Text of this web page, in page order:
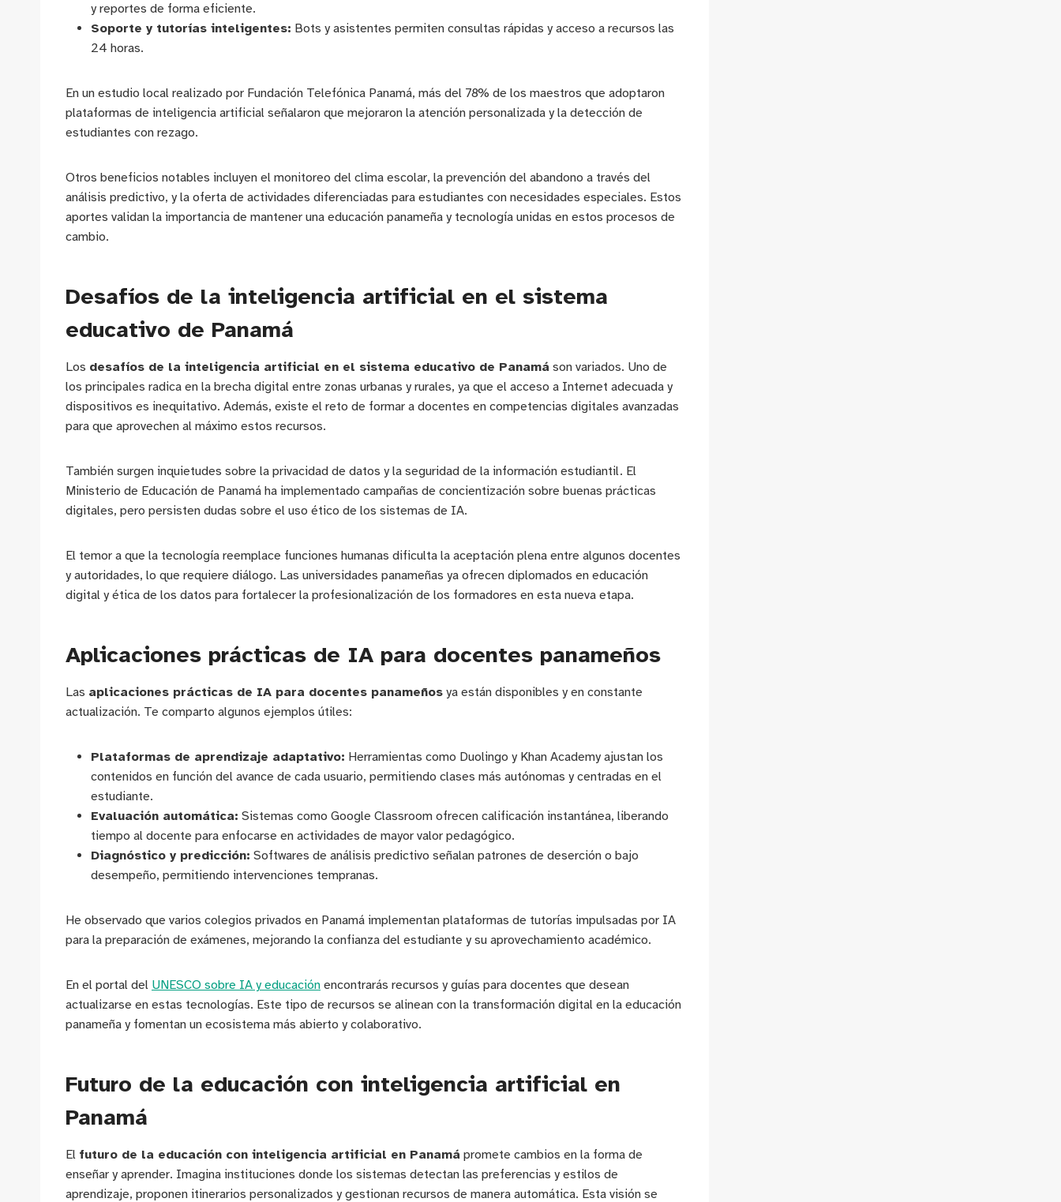
y reportes de forma eficiente.
Soporte y tutorías inteligentes: Bots y asistentes permiten consultas rápidas y acceso a recursos las
24 horas.
En un estudio local realizado por Fundación Telefónica Panamá, más del 78% de los maestros que adoptaron
plataformas de inteligencia artificial señalaron que mejoraron la atención personalizada y la detección de
estudiantes con rezago.
Otros beneficios notables incluyen el monitoreo del clima escolar, la prevención del abandono a través del
análisis predictivo, y la oferta de actividades diferenciadas para estudiantes con necesidades especiales. Estos
aportes validan la importancia de mantener una educación panameña y tecnología unidas en estos procesos de
cambio.
Desafíos de la inteligencia artificial en el sistema
educativo de Panamá
Los desafíos de la inteligencia artificial en el sistema educativo de Panamá son variados. Uno de
los principales radica en la brecha digital entre zonas urbanas y rurales, ya que el acceso a Internet adecuada y
dispositivos es inequitativo. Además, existe el reto de formar a docentes en competencias digitales avanzadas
para que aprovechen al máximo estos recursos.
También surgen inquietudes sobre la privacidad de datos y la seguridad de la información estudiantil. El
Ministerio de Educación de Panamá ha implementado campañas de concientización sobre buenas prácticas
digitales, pero persisten dudas sobre el uso ético de los sistemas de IA.
El temor a que la tecnología reemplace funciones humanas dificulta la aceptación plena entre algunos docentes
y autoridades, lo que requiere diálogo. Las universidades panameñas ya ofrecen diplomados en educación
digital y ética de los datos para fortalecer la profesionalización de los formadores en esta nueva etapa.
Aplicaciones prácticas de IA para docentes panameños
Las aplicaciones prácticas de IA para docentes panameños ya están disponibles y en constante
actualización. Te comparto algunos ejemplos útiles:
Plataformas de aprendizaje adaptativo: Herramientas como Duolingo y Khan Academy ajustan los
contenidos en función del avance de cada usuario, permitiendo clases más autónomas y centradas en el
estudiante.
Evaluación automática: Sistemas como Google Classroom ofrecen calificación instantánea, liberando
tiempo al docente para enfocarse en actividades de mayor valor pedagógico.
Diagnóstico y predicción: Softwares de análisis predictivo señalan patrones de deserción o bajo
desempeño, permitiendo intervenciones tempranas.
He observado que varios colegios privados en Panamá implementan plataformas de tutorías impulsadas por IA
para la preparación de exámenes, mejorando la confianza del estudiante y su aprovechamiento académico.
En el portal del UNESCO sobre IA y educación encontrarás recursos y guías para docentes que desean
actualizarse en estas tecnologías. Este tipo de recursos se alinean con la transformación digital en la educación
panameña y fomentan un ecosistema más abierto y colaborativo.
Futuro de la educación con inteligencia artificial en
Panamá
El futuro de la educación con inteligencia artificial en Panamá promete cambios en la forma de
enseñar y aprender. Imagina instituciones donde los sistemas detectan las preferencias y estilos de
aprendizaje, proponen itinerarios personalizados y gestionan recursos de manera automática. Esta visión se